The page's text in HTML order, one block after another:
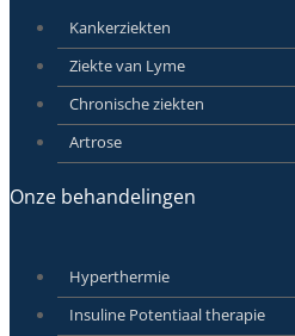
Kankerziekten
Ziekte van Lyme
Chronische ziekten
Artrose
Onze behandelingen
Hyperthermie
Insuline Potentiaal therapie